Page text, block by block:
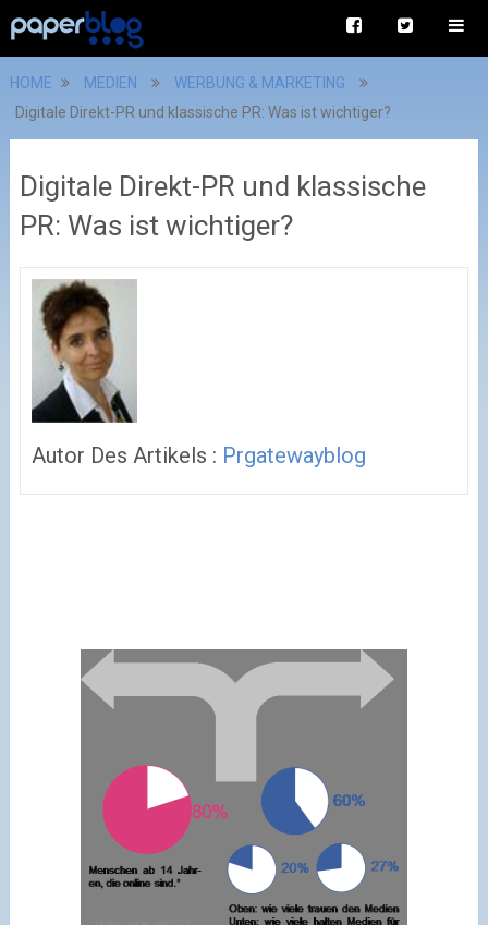
HOME MEDIEN
WERBUNG & MARKETING
Digitale Direkt-PR und klassische PR: Was ist wichtiger?
Digitale Direkt-PR und klassische
PR: Was ist wichtiger?
Autor Des Artikels : Prgatewayblog